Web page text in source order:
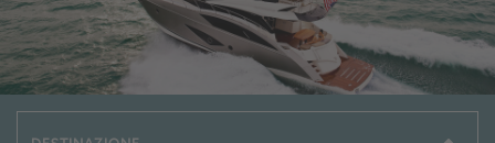
Destinazioni Crociere
Prenota crociere
News